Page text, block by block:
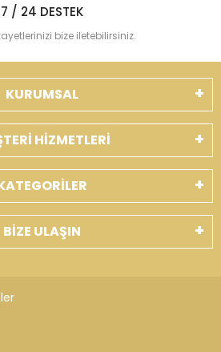
7 / 24 DESTEK
bize iletebilirsiniz.
KURUMSAL
HİZMETLERİ
BİZE ULAŞIN